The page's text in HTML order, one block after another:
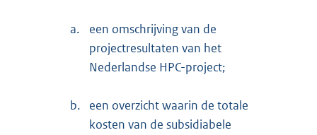
a.
een omschrijving van de
projectresultaten van het
Nederlandse HPC-project;
b.
een overzicht waarin de totale
kosten van de subsidiabele